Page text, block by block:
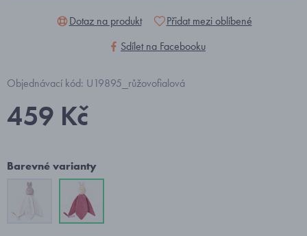
Dotaz na produkt
Přidat mezi oblíbené
Sdílet na Facebooku
Objednávací kód: U19895_růžovofialová
459 Kč
Barevné varianty